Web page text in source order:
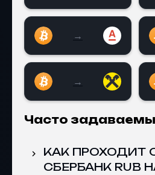
→
Bitcoin (BTC) на
→
Bitcoin (BTC) на
Часто
КАК ПРОХОДИТ
СБЕРБАНК RUB